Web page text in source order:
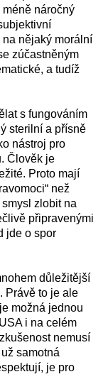
náročný
nějaký morální
zúčastněným
a tudíž
s fungováním
sterilní a přísně
nástroj pro
Člověk je
Proto mají
než
zlobit na
připravenými
jde o spor
důležitější
Právě to je ale
možná jednou
i na celém
nemusí
samotná
je pro